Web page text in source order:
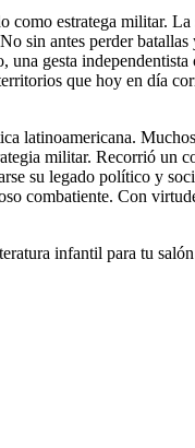
estratega militar.
sin antes perder
gesta
que hoy en día
latinoamericana.
militar. Recorrió un
su legado político y
combatiente. Con
infantil para tu